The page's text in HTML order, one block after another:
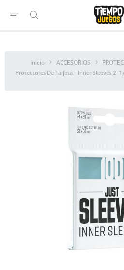
Inicio ACCESORIOS
Protectores De Tarjeta - Inner Sleeves